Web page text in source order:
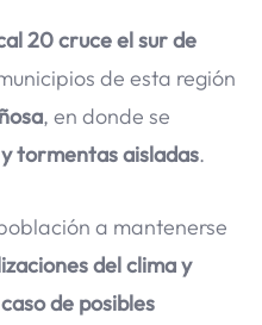
20 cruce el sur de
de esta región
, en donde se
tormentas aisladas.
a mantenerse
del clima y
de posibles